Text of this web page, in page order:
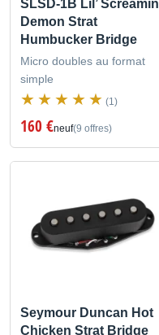
SLSD-1B Lil’ Screamin
Demon Strat
Humbucker Bridge
Micro doubles au format
simple
(1)
160 €neuf(9 offres)
Seymour Duncan Hot
Chicken Strat Bridge